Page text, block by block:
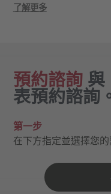
了解更多
預約諮詢與
表預約諮詢
第一步
在下方指定並選擇您的